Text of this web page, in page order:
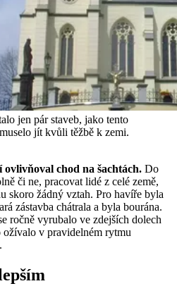
jen pár staveb, jako tento
jít kvůli těžbě k zemi.
ovlivňoval chod na šachtách. Do
či ne, pracovat lidé z celé země,
skoro žádný vztah. Pro havíře byla
zástavba chátrala a byla bourána.
ročně vyrubalo ve zdejších dolech
ožívalo v pravidelném rytmu